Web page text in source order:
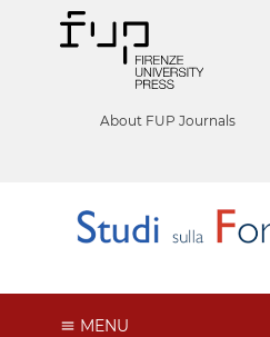
About FUP Journals
MENU